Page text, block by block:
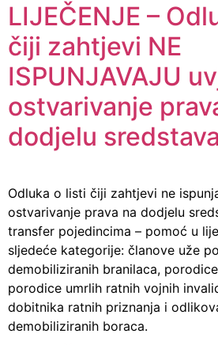
LIJEČENJE –
čiji zahtjevi NE
ISPUNJAVAJU
ostvarivanje
dodjelu sredstava
Odluka o listi čiji zahtjevi ne
ostvarivanje prava na dodjelu
transfer pojedincima – pomoć u
sljedeće kategorije: članove uže
demobiliziranih branilaca,
porodice umrlih ratnih vojnih
dobitnika ratnih priznanja i
demobiliziranih boraca.